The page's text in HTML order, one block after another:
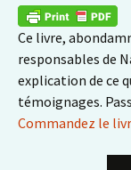
Ce livre,
responsables de
explication de ce
témoignages.
Commandez le